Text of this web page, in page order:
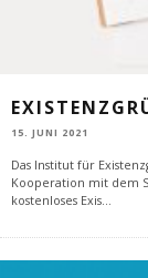
15. JUNI 2021
Das Institut für
Kooperation mit dem
kostenloses Exis...